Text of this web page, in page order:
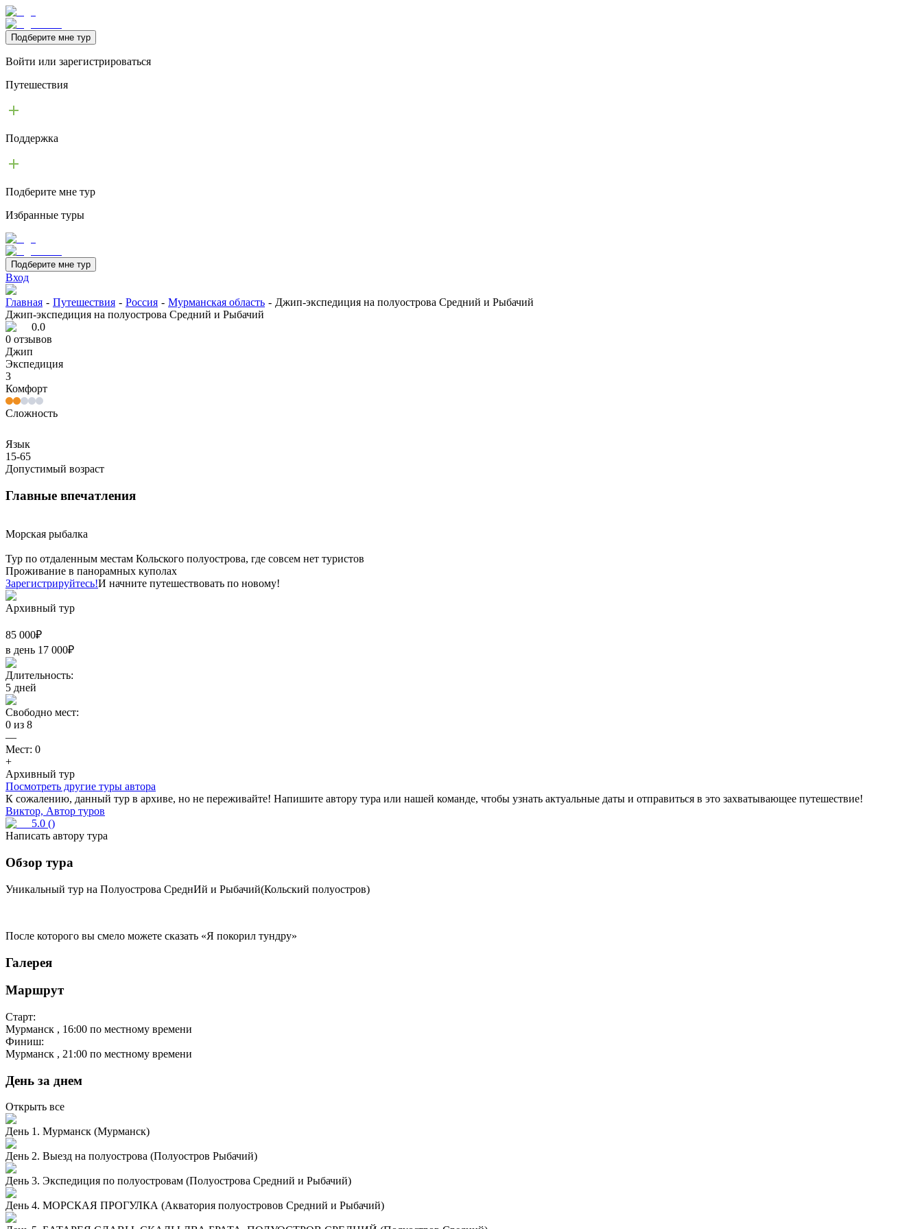
Подберите мне тур
Войти или зарегистрироваться
Путешествия
Поддержка
Подберите мне тур
Избранные туры
Подберите мне тур
Вход
Главная - Путешествия - Россия - Мурманская область - Джип-экспедиция на полуострова Средний и Рыбачий
Джип-экспедиция на полуострова Средний и Рыбачий
0.0
0 отзывов
Джип
Экспедиция
3
Комфорт
Сложность
Язык
15-65
Допустимый возраст
Главные впечатления
Морская рыбалка
Тур по отдаленным местам Кольского полуострова, где совсем нет туристов
Проживание в панорамных куполах
Зарегистрируйтесь!И начните путешествовать по новому!
Архивный тур
85 000₽
в день 17 000₽
Длительность:
5 дней
Свободно мест:
0 из 8
—
Мест: 0
+
Архивный тур
Посмотреть другие туры автора
К сожалению, данный тур в архиве, но не переживайте! Напишите автору тура или нашей команде, чтобы узнать актуальные даты и отправиться в это захватывающее путешествие!
Виктор, Автор туров
5.0 ()
Написать автору тура
Обзор тура
Уникальный тур на Полуострова СреднИй и Рыбачий(Кольский полуостров)
После которого вы смело можете сказать «Я покорил тундру»
Галерея
Маршрут
Старт:
Мурманск , 16:00 по местному времени
Финиш:
Мурманск , 21:00 по местному времени
День за днем
Открыть все
День 1. Мурманск (Мурманск)
День 2. Выезд на полуострова (Полуостров Рыбачий)
День 3. Экспедиция по полуостровам (Полуострова Средний и Рыбачий)
День 4. МОРСКАЯ ПРОГУЛКА (Акватория полуостровов Средний и Рыбачий)